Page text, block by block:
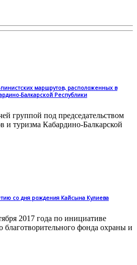
маршрутов, расположенных в
Балкарской Республики
группой под председательством
и туризма Кабардино-Балкарской
со дня рождения Кайсына Кулиева
2017 года по инициативе
благотворительного фонда охраны и